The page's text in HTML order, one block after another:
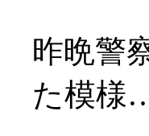
昨晩警
た模様